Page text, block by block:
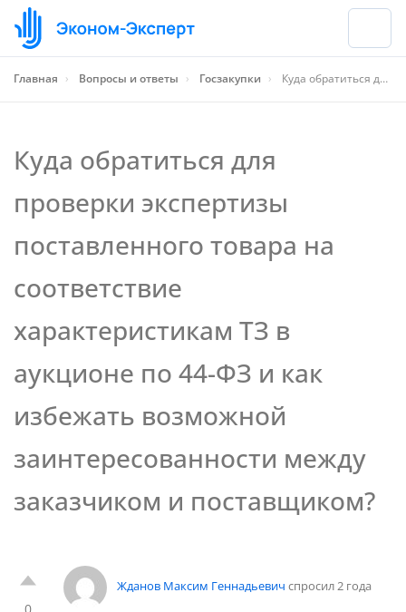
Главная › Вопросы и ответы › Госзакупки › Куда обратиться для проверки экспертизы поставленного товара на соответствие характеристикам ТЗ в аукционе по 44-ФЗ и как избежать возможной заинтересованности между заказчиком и поставщиком?
Куда обратиться для
проверки экспертизы
поставленного товара на
соответствие
характеристикам ТЗ в
аукционе по 44-ФЗ и как
избежать возможной
заинтересованности между
заказчиком и поставщиком?
Жданов Максим Геннадьевич спросил 2 года